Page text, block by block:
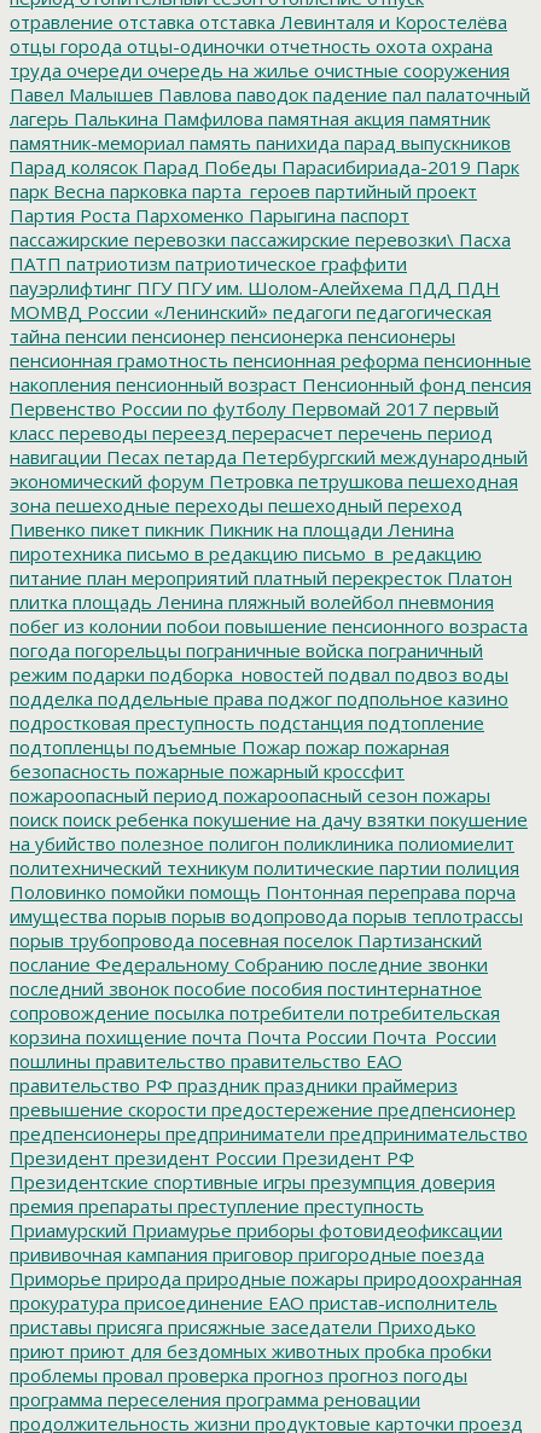
отравление отставка отставка Левинталя и Коростелёва
отцы города отцы-одиночки отчетность охота охрана
труда очереди очередь на жилье очистные сооружения
Павел Малышев Павлова паводок падение пал палаточный
лагерь Палькина Памфилова памятная акция памятник
памятник-мемориал память панихида парад выпускников
Парад колясок Парад Победы Парасибириада-2019 Парк
парк Весна парковка парта_героев партийный проект
Партия Роста Пархоменко Парыгина паспорт
пассажирские перевозки пассажирские перевозки\ Пасха
ПАТП патриотизм патриотическое граффити
пауэрлифтинг ПГУПГУ им. Шолом-Алейхема ПДД ПДН
МОМВД России «Ленинский» педагоги педагогическая
тайна пенсии пенсионер пенсионерка пенсионеры
пенсионная грамотность пенсионная реформа пенсионные
накопления пенсионный возраст Пенсионный фонд пенсия
Первенство России по футболу Первомай 2017 первый
класс переводы переезд перерасчет перечень период
навигации Песах петарда Петербургский международный
экономический форум Петровка петрушкова пешеходная
зона пешеходные переходы пешеходный переход
Пивенко пикет пикник Пикник на площади Ленина
пиротехника письмо в редакцию письмо_в_редакцию
питание план мероприятий платный перекресток Платон
плитка площадь Ленина пляжный волейбол пневмония
побег из колонии побои повышение пенсионного возраста
погода погорельцы пограничные войска пограничный
режим подарки подборка_новостей подвал подвоз воды
подделка поддельные права поджог подпольное казино
подростковая преступность подстанция подтопление
подтопленцы подъемные Пожар пожар пожарная
безопасность пожарные пожарный кроссфит
пожароопасный период пожароопасный сезон пожары
поиск поиск ребенка покушение на дачу взятки покушение
на убийство полезное полигон поликлиника полиомиелит
политехнический техникум политические партии полиция
Половинко помойки помощь Понтонная переправа порча
имущества порыв порыв водопровода порыв теплотрассы
порыв трубопровода посевная поселок Партизанский
послание Федеральному Собранию последние звонки
последний звонок пособие пособия постинтернатное
сопровождение посылка потребители потребительская
корзина похищение почта Почта России Почта_России
пошлины правительство правительство ЕАО
правительство РФ праздник праздники праймериз
превышение скорости предостережение предпенсионер
предпенсионеры предприниматели предпринимательство
Президент президент России Президент РФ
Президентские спортивные игры презумпция доверия
премия препараты преступление преступность
Приамурский Приамурье приборы фотовидеофиксации
прививочная кампания приговор пригородные поезда
Приморье природа природные пожары природоохранная
прокуратура присоединение ЕАО пристав-исполнитель
приставы присяга присяжные заседатели Приходько
приют приют для бездомных животных пробка пробки
проблемы провал проверка прогноз прогноз погоды
программа переселения программа реновации
продолжительность жизни продуктовые карточки проезд